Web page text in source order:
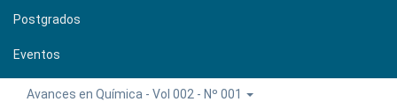
Postgrados
Eventos
Avances en Química - Vol 002 - Nº 001